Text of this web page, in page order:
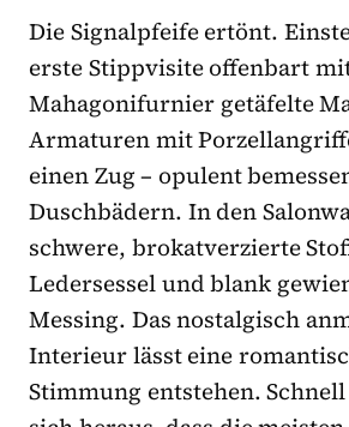
Die Signalpfeife ertönt.
erste Stippvisite offenbart
Mahagonifurnier getäfelte
Armaturen mit
einen Zug – opulent
Duschbädern. In den
schwere, brokatverzierte
Ledersessel und blank
Messing. Das nostalgisch
Interieur lässt eine
Stimmung entstehen.